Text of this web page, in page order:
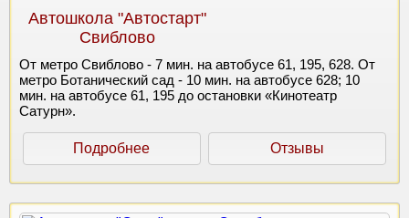
Автошкола "Автостарт"
Свиблово
От метро Свиблово - 7 мин. на автобусе 61, 195, 628. От
метро Ботанический сад - 10 мин. на автобусе 628; 10
мин. на автобусе 61, 195 до остановки «Кинотеатр
Сатурн».
Подробнее Отзывы